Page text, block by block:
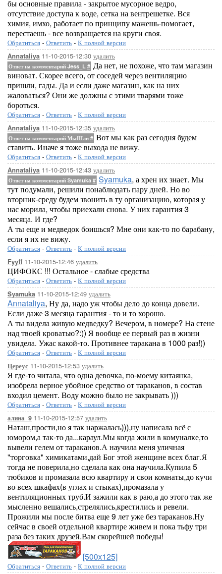
бы основные правила - закрытое мусорное ведро,
отсутствие доступа к воде, сетка на вентрешетке. Вся
химия, имхо, работает по принципу мажешь-помогает,
перестаешь - все возвращается на круги своя.
Обратиться - Ответить - К полной версии
Annataliya 11-10-2015-12:30 удалить
Ответ на комментарий Jess_L # Да нет, не похоже, что там магазин
виноват. Скорее всего, от соседей через вентиляцию
пришли, гады. Да и если даже магазин, как на них
жаловаться? Они же должны с этими тварями тоже
бороться.
Обратиться - Ответить - К полной версии
Annataliya 11-10-2015-12:35 удалить
Ответ на комментарий МыШли # Вот мы как раз сегодня будем
ставить. Иначе я тоже выхода не вижу.
Обратиться - Ответить - К полной версии
Annataliya 11-10-2015-12:43 удалить
Ответ на комментарий Syamuka # Syamuka, а хрен их знает. Мы
тут подумали, решили понаблюдать пару дней. Но во
вторник-среду будем звонить в ту организацию, которая у
нас морила, чтобы приехали снова. У них гарантия 3
месяца. И где?
А ты еще и медведок боишься? Мне они как-то по барабану,
если я их не вижу.
Обратиться - Ответить - К полной версии
Fyyff 11-10-2015-12:46 удалить
ЦИФОКС !!! Остальное - слабые средства
Обратиться - Ответить - К полной версии
Syamuka 11-10-2015-12:49 удалить
Annataliya, Ну да, надо уж чтобы дело до конца довели.
Если даже 3 месяца гарантия - то и то хорошо.
А ты видела живую медведку? Вечером, в номере? На стене
над твоей кроватью?:)) Я вообще ее первый раз в жизни
увидела. Ужас какой-то. Противнее таракана в 1000 раз!))
Обратиться - Ответить - К полной версии
Цереус 11-10-2015-12:53 удалить
Я где-то читала, что одна девочка, по-моему китаянка,
изобрела верное убойное средство от тараканов, в состав
входил цемент. Воду можно было не закрывать )))
Обратиться - Ответить - К полной версии
алина_9 11-10-2015-12:57 удалить
Наташ,прости,но я так наржалась))),ну написала всё с
юмором,а так-то да...караул.Мы когда жили в комуналке,то
вывели гелем от тараканов.А научила меня уличная
"торговка" химикатами,дай Бог этой женщине всех благ.Я
тогда не поверила,но сделала как она научила.Купила 5
тюбиков и промазала всю квартиру и свои комнаты,до кучи
во всех шкафах(в углах и стыках),промазала у
вентиляционных труб.И зажили как в раю,а до этого так же
мысленно вешались,стрелялись,крестились и ревели.
Прожили мы после битва еще 9 лет уже без тараканов.Ну
сейчас в своей отдельной квартире живем и пока тьфу три
раза без таких друзей.Вам скорейшей победы!
[500x125]
Обратиться - Ответить - К полной версии